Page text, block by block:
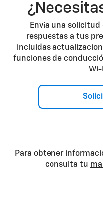
Envía una
respuestas a tus
incluidas
funciones de
Wi-
Para obtener
consulta tu